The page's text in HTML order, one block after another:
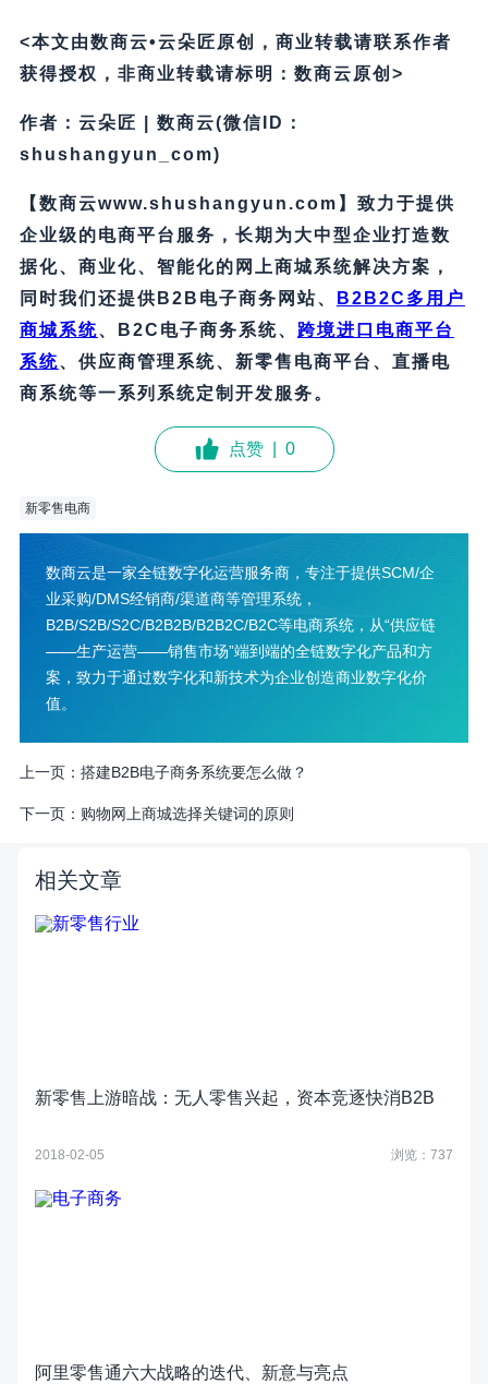
<本文由数商云•云朵匠原创，商业转载请联系作者
获得授权，非商业转载请标明：数商云原创>
作者：云朵匠 | 数商云(微信ID：
shushangyun_com)
【数商云www.shushangyun.com】致力于提供
企业级的电商平台服务，长期为大中型企业打造数
据化、商业化、智能化的网上商城系统解决方案，
同时我们还提供B2B电子商务网站、
B2B2C多用户
商城系统、B2C电子商务系统、 跨境进口电商平台
系统、供应商管理系统、新零售电商平台、直播电
商系统等一系列系统定制开发服务。
点赞 0
新零售电商
数商云是一家全链数字化运营服务商，专注于提供SCM/企
业采购/DMS经销商/渠道商等管理系统，
B2B/S2B/S2C/B2B2B/B2B2C/B2C等电商系统，从“供应链
——生产运营——销售市场”端到端的全链数字化产品和方
案，致力于通过数字化和新技术为企业创造商业数字化价
值。
上一页： 搭建B2B电子商务系统要怎么做？
下一页： 购物网上商城选择关键词的原则
相关文章
新零售上游暗战：无人零售兴起，资本竞逐快消B2B
2018-02-05 浏览：737
阿里零售通六大战略的迭代、新意与亮点